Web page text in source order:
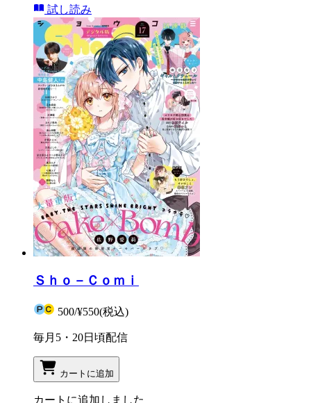
試し読み
Ｓｈｏ－Ｃｏｍｉ
500/¥550(税込)
毎月5・20日頃配信
カートに追加
カートに追加しました